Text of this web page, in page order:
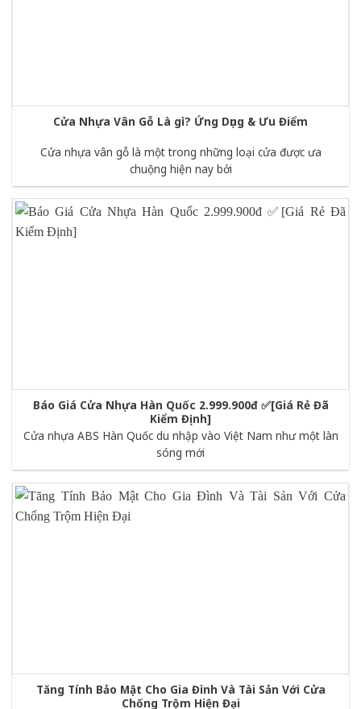
Cửa Nhựa Vân Gỗ Là gì? Ứng Dụng & Ưu Điểm
Cửa nhựa vân gỗ là một trong những loại cửa được ưa
chuộng hiện nay bởi
Báo Giá Cửa Nhựa Hàn Quốc 2.999.900đ ✅[Giá Rẻ Đã
Kiểm Định]
Cửa nhựa ABS Hàn Quốc du nhập vào Việt Nam như một làn
sóng mới
Tăng Tính Bảo Mật Cho Gia Đình Và Tài Sản Với Cửa
Chống Trộm Hiện Đại